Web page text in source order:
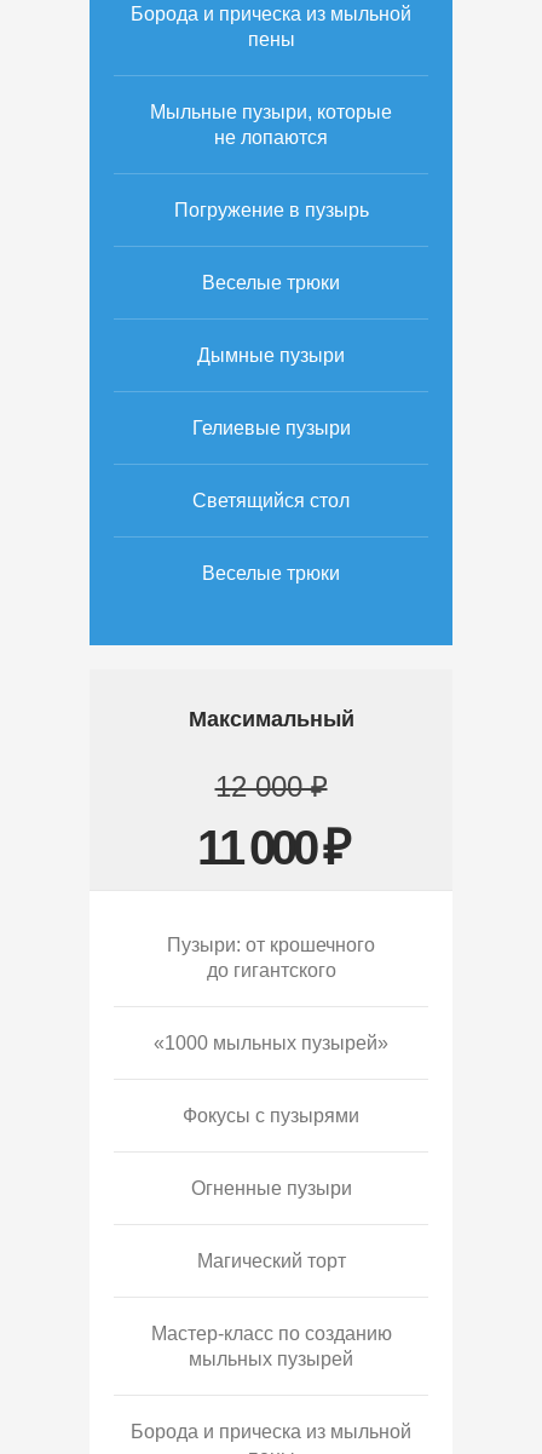
Борода и прическа из мыльной
пены
Мыльные пузыри, которые
не лопаются
Погружение в пузырь
Веселые трюки
Дымные пузыри
Гелиевые пузыри
Светящийся стол
Веселые трюки
Максимальный
12 000 ₽
11 000 ₽
Пузыри: от крошечного
до гигантского
«1000 мыльных пузырей»
Фокусы с пузырями
Огненные пузыри
Магический торт
Мастер-класс по созданию
мыльных пузырей
Борода и прическа из мыльной